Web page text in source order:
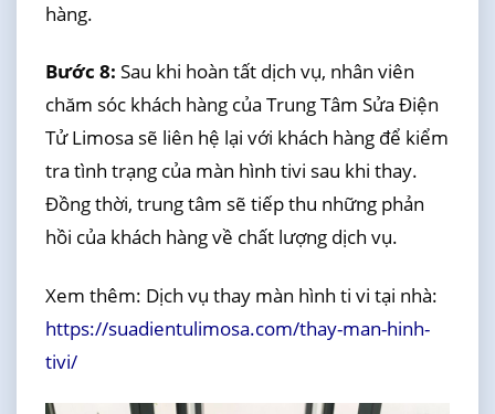
hàng.
Bước 8: Sau khi hoàn tất dịch vụ, nhân viên
chăm sóc khách hàng của Trung Tâm Sửa Điện
Tử Limosa sẽ liên hệ lại với khách hàng để kiểm
tra tình trạng của màn hình tivi sau khi thay.
Đồng thời, trung tâm sẽ tiếp thu những phản
hồi của khách hàng về chất lượng dịch vụ.
Xem thêm: Dịch vụ thay màn hình ti vi tại nhà:
https://suadientulimosa.com/thay-man-hinh-
tivi/